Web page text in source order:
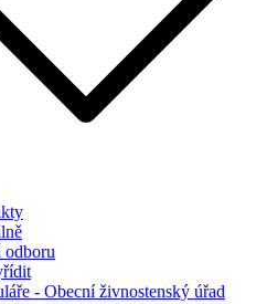
odboru
- Obecní živnostenský úřad